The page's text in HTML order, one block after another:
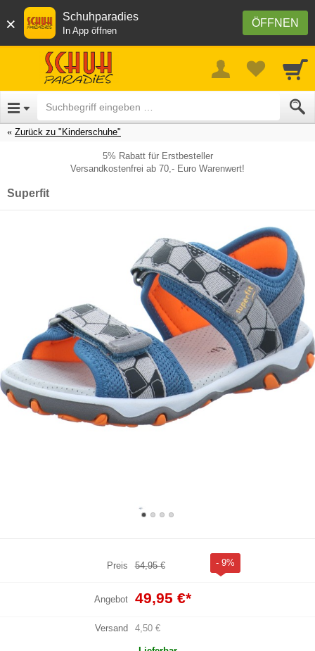
× ÖFFNEN
Schuhparadies
In App öffnen
Zurück zu "Kinderschuhe"
5% Rabatt für Erstbesteller
Versandkostenfrei ab 70,- Euro Warenwert!
Superfit
Preis 54,95 € - 9%
Angebot 49,95 €*
Versand 4,50 €